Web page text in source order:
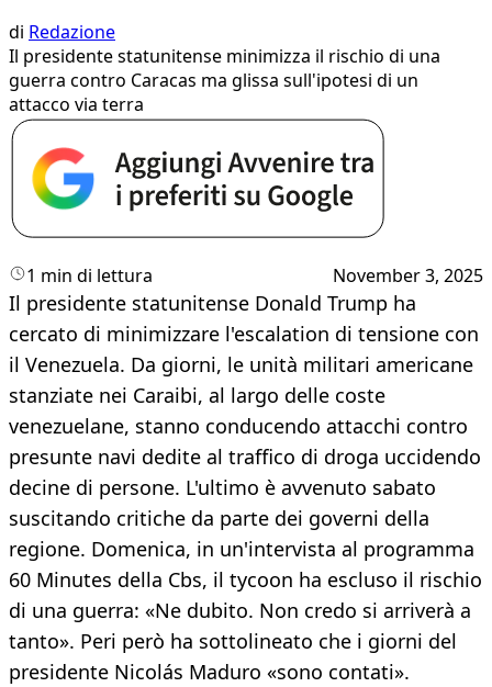
di Redazione
Il presidente statunitense minimizza il rischio di una
guerra contro Caracas ma glissa sull'ipotesi di un
attacco via terra
1 min di lettura November 3, 2025
Il presidente statunitense Donald Trump ha
cercato di minimizzare l'escalation di tensione con
il Venezuela. Da giorni, le unità militari americane
stanziate nei Caraibi, al largo delle coste
venezuelane, stanno conducendo attacchi contro
presunte navi dedite al traffico di droga uccidendo
decine di persone. L'ultimo è avvenuto sabato
suscitando critiche da parte dei governi della
regione. Domenica, in un'intervista al programma
60 Minutes della Cbs, il tycoon ha escluso il rischio
di una guerra: «Ne dubito. Non credo si arriverà a
tanto». Peri però ha sottolineato che i giorni del
presidente Nicolás Maduro «sono contati».